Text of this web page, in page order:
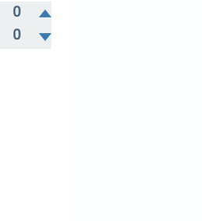
0
0